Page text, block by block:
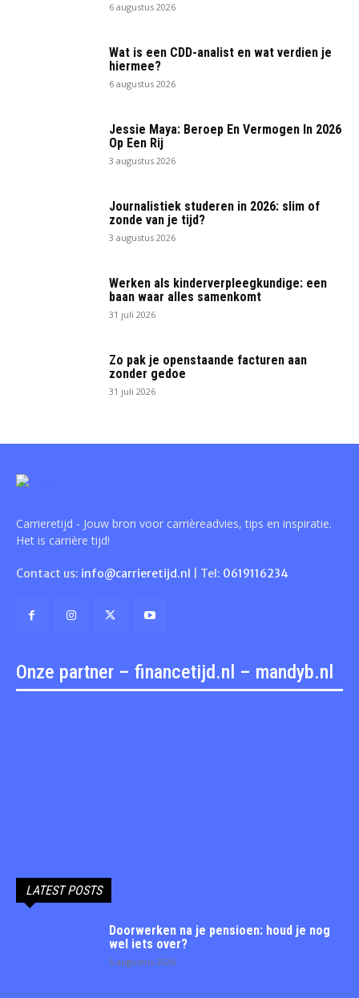
6 augustus 2026
Wat is een CDD-analist en wat verdien je
hiermee?
6 augustus 2026
Jessie Maya: Beroep En Vermogen In 2026
Op Een Rij
3 augustus 2026
Journalistiek studeren in 2026: slim of
zonde van je tijd?
3 augustus 2026
Werken als kinderverpleegkundige: een
baan waar alles samenkomt
31 juli 2026
Zo pak je openstaande facturen aan
zonder gedoe
31 juli 2026
Carrieretijd - Jouw bron voor carrièreadvies, tips en inspiratie.
Het is carrière tijd!
Contact us: info@carrieretijd.nl | Tel: 0619116234
Onze partner – financetijd.nl – mandyb.nl
LATEST POSTS
Doorwerken na je pensioen: houd je nog
wel iets over?
6 augustus 2026